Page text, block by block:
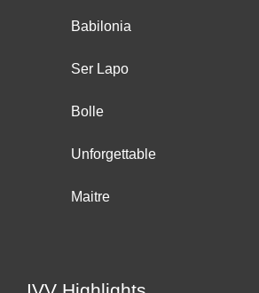
Babilonia
Ser Lapo
Bolle
Unforgettable
Maitre